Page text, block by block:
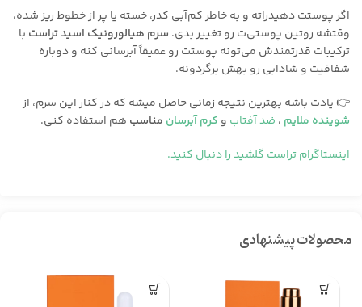
اگر پوستت دهیدراته و به خاطر کم‌آبی کدر، خسته یا پر از خطوط ریز شده،
وقتشه روتین پوستی‌ت رو تغییر بدی. سرم هیالورونیک اسید تراست با
ترکیبات قدرتمندش می‌تونه پوستت رو عمیقاً آبرسانی کنه و دوباره
شفافیت و شادابی رو بهش برگردونه.
👉 یادت باشه بهترین نتیجه زمانی حاصل میشه که در کنار این سرم، از
شوینده ملایم ، ضد آفتاب و کرم آبرسان مناسب هم استفاده کنی.
اینستاگرام تراست گلشید را دنبال کنید.
محصولات پیشنهادی